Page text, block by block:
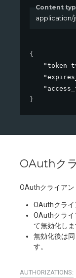
Content
application/
{
}
OAuthク
OAuthクライアン
OAuthクライ
OAuthクラ
て無効化しま
無効化後は
す。
AUTHORIZATIONS: